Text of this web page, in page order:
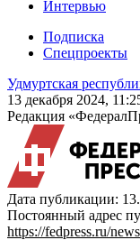
Интервью
Подписка
Спецпроекты
Удмуртская
13 декабря 2024,
Редакция
Дата публикации:
Постоянный адрес
https://fedpress.ru/